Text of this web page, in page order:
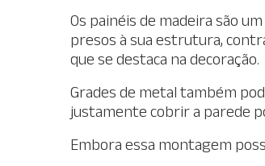
Os painéis de madeira são
presos à sua estrutura,
que se destaca na decoração.
Grades de metal também
justamente cobrir a parede
Embora essa montagem